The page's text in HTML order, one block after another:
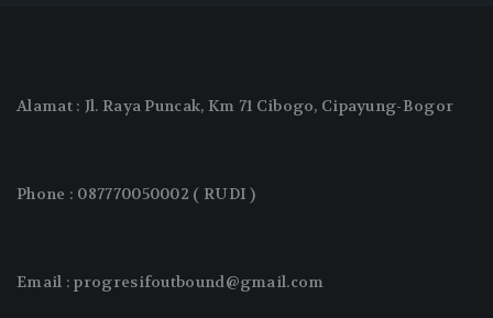
Alamat : Jl. Raya Puncak, Km 71 Cibogo, Cipayung-Bogor
Phone : 087770050002 ( RUDI )
Email : progresifoutbound@gmail.com